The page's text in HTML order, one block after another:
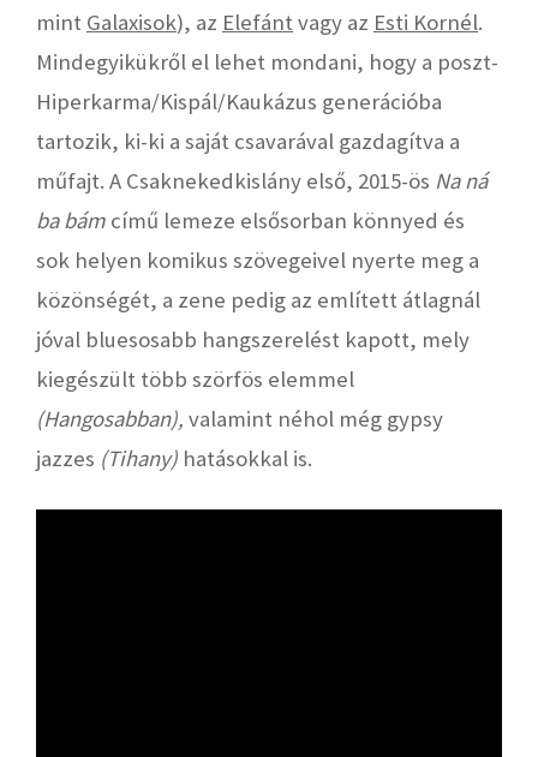
mint Galaxisok), az Elefánt vagy az Esti Kornél.
Mindegyikükről el lehet mondani, hogy a poszt-
Hiperkarma/Kispál/Kaukázus generációba
tartozik, ki-ki a saját csavarával gazdagítva a
műfajt. A Csaknekedkislány első, 2015-ös Na ná
ba bám című lemeze elsősorban könnyed és
sok helyen komikus szövegeivel nyerte meg a
közönségét, a zene pedig az említett átlagnál
jóval bluesosabb hangszerelést kapott, mely
kiegészült több szörfös elemmel
(Hangosabban), valamint néhol még gypsy
jazzes (Tihany) hatásokkal is.